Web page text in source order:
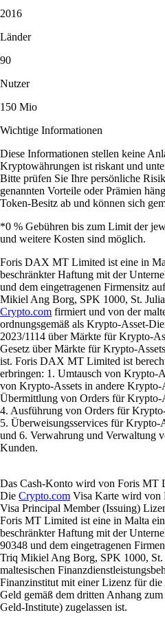
2016
Länder
90
Nutzer
150 Mio
Wichtige Informationen
Diese Informationen stellen keine
Kryptowährungen ist riskant und
Bitte prüfen Sie Ihre persönliche
genannten Vorteile oder Prämien
Token-Besitz ab und können sich
*0 % Gebühren bis zum Limit der
und weitere Kosten sind möglich.
Foris DAX MT Limited ist eine in
beschränkter Haftung mit der
und dem eingetragenen Firmensitz
Mikiel Ang Borg, SPK 1000, St.
Crypto.com firmiert und von der
ordnungsgemäß als Krypto-Asset-
2023/1114 über Märkte für Krypto-
Gesetz über Märkte für Krypto-
ist. Foris DAX MT Limited ist
erbringen: 1. Umtausch von Krypto-
von Krypto-Assets in andere Krypto-
Übermittlung von Orders für Krypto-
4. Ausführung von Orders für
5. Überweisungsservices für Krypto-
und 6. Verwahrung und Verwaltung
Kunden.
Das Cash-Konto wird von Foris MT
Die Crypto.com Visa Karte wird von
Visa Principal Member (Issuing)
Foris MT Limited ist eine in Malta
beschränkter Haftung mit der
90348 und dem eingetragenen
Triq Mikiel Ang Borg, SPK 1000, St.
maltesischen
Finanzinstitut mit einer Lizenz für
Geld gemäß dem dritten Anhang
Geld-Institute) zugelassen ist.